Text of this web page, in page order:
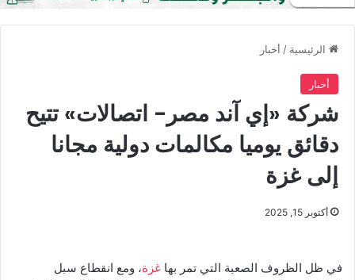
الرئيسية / أخبار
أخبار
شركة «إي آند مصر- اتصالات» تتيح
دقائق يوميا مكالمات دولية مجانا
إلى غزة
أكتوبر 15, 2025
في ظل الظروف الصعبة التي تمر بها غزة، ومع انقطاع سبل